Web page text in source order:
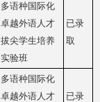
多语种国际化
卓越外语人才
拔尖学生培养
实验班
已录
取
多语种国际化
卓越外语人才
已录